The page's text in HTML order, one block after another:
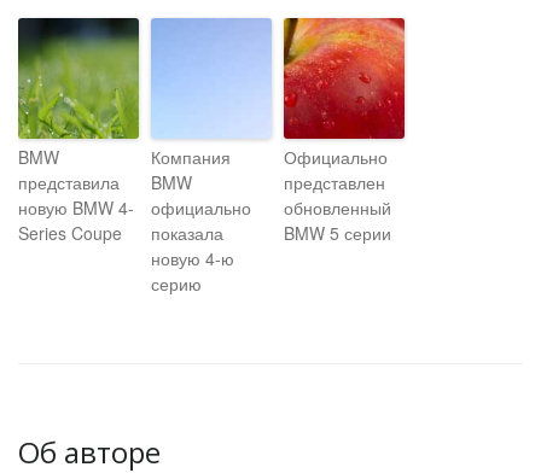
BMW
представила
новую BMW 4-
Series Coupe
Компания
BMW
официально
показала
новую 4-ю
серию
Официально
представлен
обновленный
BMW 5 серии
Об авторе